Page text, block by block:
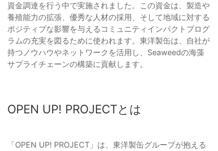
資金調達を行う中で実施されました。この資金は、製造や
養殖能力の拡張、優秀な人材の採用、そして地域に対する
ポジティブな影響を与えるコミュニティインパクトプログ
ラムの充実を図るために使われます。東洋製缶は、自社が
持つノウハウやネットワークを活用し、Seaweedの海藻
サプライチェーンの構築に貢献します。
OPEN UP! PROJECTとは
「OPEN UP! PROJECT」は、東洋製缶グループが抱える